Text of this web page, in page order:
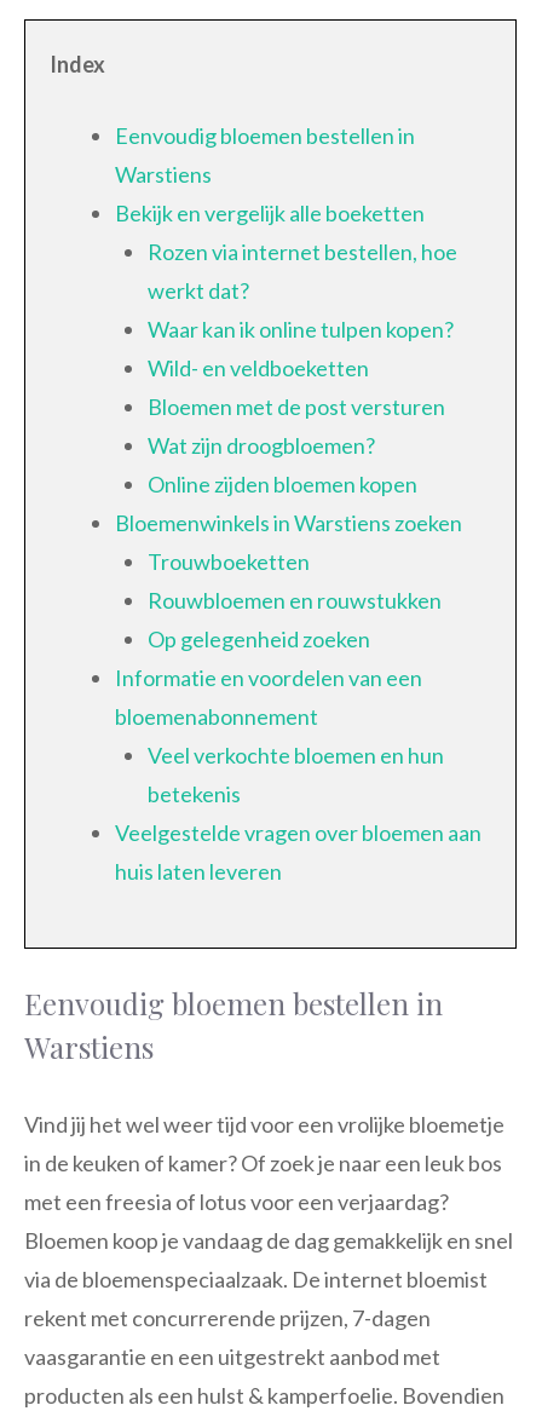
Index
Eenvoudig bloemen bestellen in
Warstiens
Bekijk en vergelijk alle boeketten
Rozen via internet bestellen, hoe
werkt dat?
Waar kan ik online tulpen kopen?
Wild- en veldboeketten
Bloemen met de post versturen
Wat zijn droogbloemen?
Online zijden bloemen kopen
Bloemenwinkels in Warstiens zoeken
Trouwboeketten
Rouwbloemen en rouwstukken
Op gelegenheid zoeken
Informatie en voordelen van een
bloemenabonnement
Veel verkochte bloemen en hun
betekenis
Veelgestelde vragen over bloemen aan
huis laten leveren
Eenvoudig bloemen bestellen in
Warstiens
Vind jij het wel weer tijd voor een vrolijke bloemetje
in de keuken of kamer? Of zoek je naar een leuk bos
met een freesia of lotus voor een verjaardag?
Bloemen koop je vandaag de dag gemakkelijk en snel
via de bloemenspeciaalzaak. De internet bloemist
rekent met concurrerende prijzen, 7-dagen
vaasgarantie en een uitgestrekt aanbod met
producten als een hulst & kamperfoelie. Bovendien